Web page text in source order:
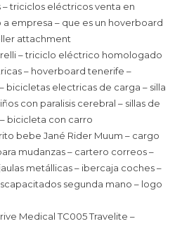
triciclos eléctricos venta en
a empresa – que es un hoverboard
attachment
– triciclo eléctrico homologado
– hoverboard tenerife –
bicicletas electricas de carga – silla
con paralisis cerebral – sillas de
bicicleta con carro
bebe Jané Rider Muum – cargo
mudanzas – cartero correos –
metállicas – ibercaja coches –
segunda mano – logo
Medical TC005 Travelite –